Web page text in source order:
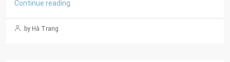
Continue reading
by Hà Trang